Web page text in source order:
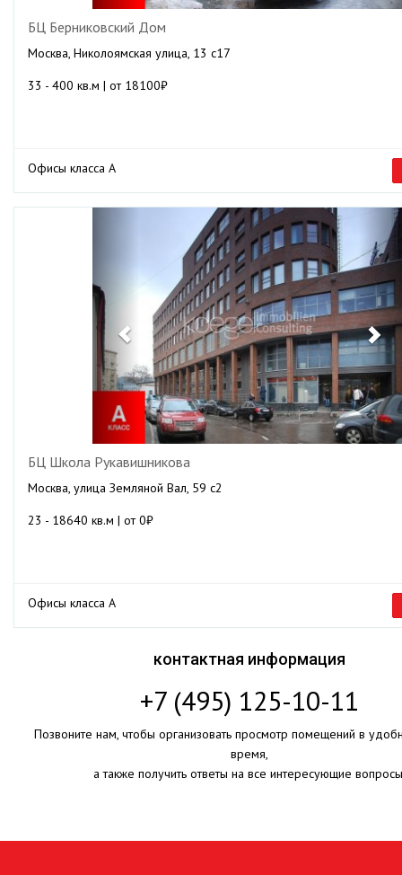
БЦ Берниковский Дом
Москва, Николоямская улица, 13 с17
33 - 400 кв.м | от 18100₽
Офисы класса А
БЦ Школа Рукавишникова
Москва, улица Земляной Вал, 59 с2
23 - 18640 кв.м | от 0₽
Офисы класса А
контактная информация
+7 (495) 125-10-11
Позвоните нам, чтобы организовать просмотр помещений в
время,
а также получить ответы на все интересующие